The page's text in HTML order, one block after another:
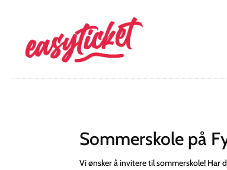
Sommerskole på
Vi ønsker å invitere til sommerskole! Har